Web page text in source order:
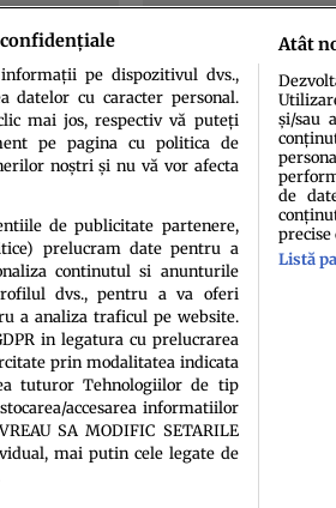
de confidenţialitatePolitica de cookies
o instituţie sau persoană (site-uri, instituţii
Decizia ONJN nr. 1598/
confidențiale
pe dispozitivul dvs.,
datelor cu caracter personal.
mai jos, respectiv vă puteți
pe pagina cu politica de
noștri și nu vă vor afecta
de publicitate partenere,
prelucram date pentru a
continutul si anunturile
dvs., pentru a va oferi
a analiza traficul pe website.
in legatura cu prelucrarea
prin modalitatea indicata
tuturor Tehnologiilor de tip
accesarea informatiilor
SA MODIFIC SETARILE
mai putin cele legate de
Atât
și/sau
de
precise
Listă